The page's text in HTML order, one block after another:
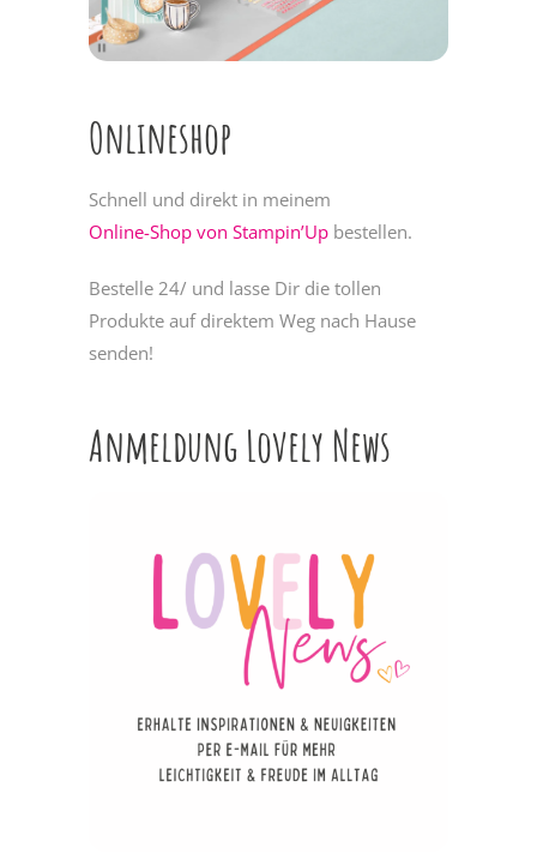
Onlineshop
Schnell und direkt in meinem
Online-Shop von Stampin’Up bestellen.
Bestelle 24/ und lasse Dir die tollen
Produkte auf direktem Weg nach Hause
senden!
Anmeldung Lovely News